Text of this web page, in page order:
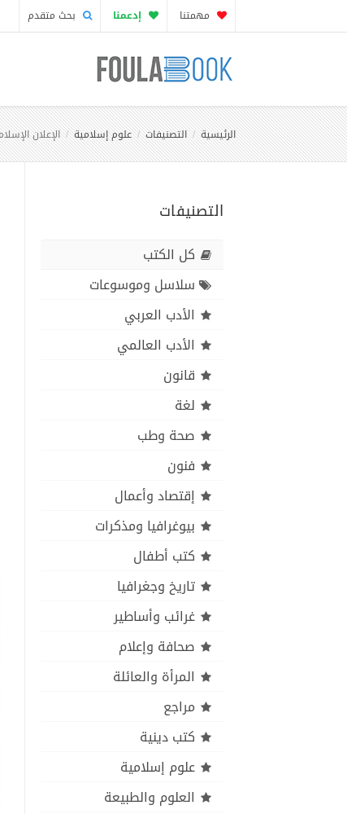
مهمتنا إدعمنا بحث متقدم
الرئيسية التصنيفات علوم إسلامية الإعلان
التصنيفات
كل الكتب
سلاسل وموسوعات
الأدب العربي
الأدب العالمي
قانون
لغة
صحة وطب
فنون
إقتصاد وأعمال
بيوغرافيا ومذكرات
كتب أطفال
تاريخ وجغرافيا
غرائب وأساطير
صحافة وإعلام
المرأة والعائلة
مراجع
كتب دينية
علوم إسلامية
العلوم والطبيعة